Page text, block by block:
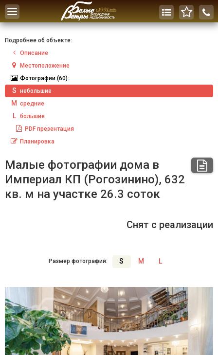
Toggle
navigation
Подробнее об объекте:
Описание
Местоположение
Фотографии (60):
S небольшие
M средние
L
большие
PDF презентация
Планировка
Малые фотографии дома в
Империал КП (Рогозинино), 632
кв. м на участке 26.3 соток
Снят с реализации
Размер фотографий: S M L